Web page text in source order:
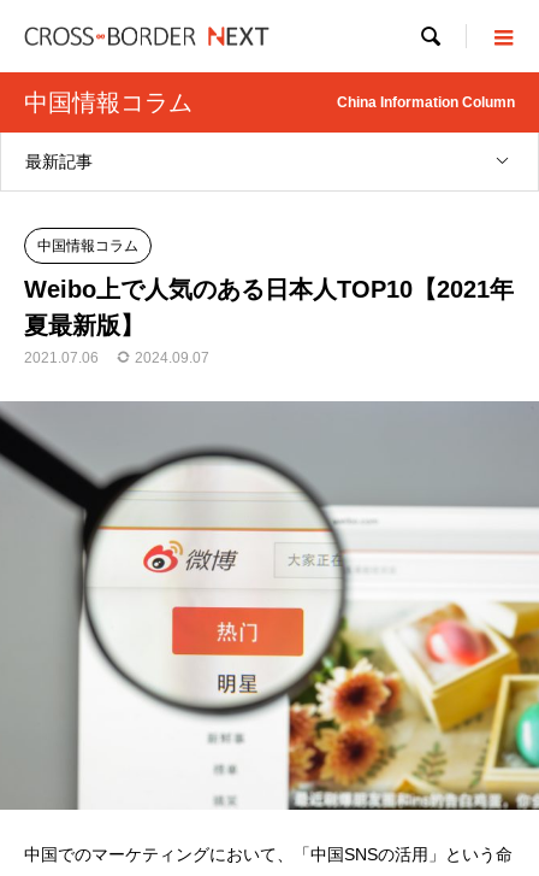

中国情報コラム China Information Column
最新記事
中国情報コラム
Weibo上で人気のある日本人TOP10【2021年
夏最新版】
2021.07.06 2024.09.07
中国でのマーケティングにおいて、「中国SNSの活用」という命